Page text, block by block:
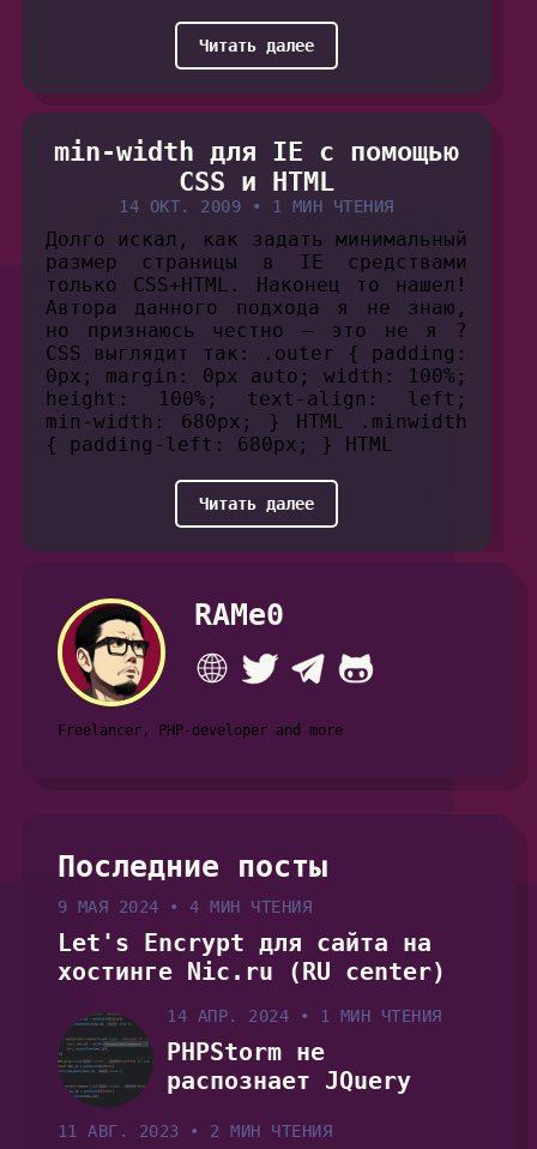
Читать далее
min-width для IE c помощью
CSS и HTML
14 ОКТ. 2009 • 1 МИН ЧТЕНИЯ
Долго искал, как задать минимальный
размер страницы в IE средствами
только CSS+HTML. Наконец то нашел!
Автора данного подхода я не знаю,
но признаюсь честно — это не я ?
CSS выглядит так: .outer { padding:
0px; margin: 0px auto; width: 100%;
height: 100%; text-align: left;
min-width: 680px; } HTML .minwidth
{ padding-left: 680px; } HTML
Читать далее
RAMe0
Freelancer, PHP-developer and more
Последние посты
9 МАЯ 2024 • 4 МИН ЧТЕНИЯ
Let's Encrypt для сайта на
хостинге Nic.ru (RU center)
14 АПР. 2024 • 1 МИН ЧТЕНИЯ
PHPStorm не
распознает JQuery
11 АВГ. 2023 • 2 МИН ЧТЕНИЯ